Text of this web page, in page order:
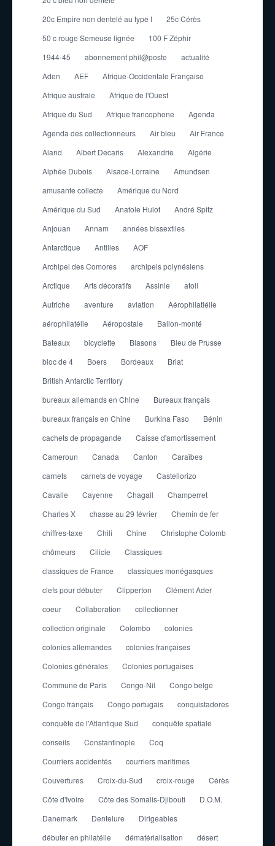
20c Empire non dentelé au type I
25c Cérès
50 c rouge Semeuse lignée
100 F Zéphir
1944-45
abonnement phil@poste
actualité
Aden
AEF
Afrique-Occidentale Française
Afrique australe
Afrique de l'Ouest
Afrique du Sud
Afrique francophone
Agenda
Agenda des collectionneurs
Air bleu
Air France
Aland
Albert Decaris Alexandrie
Algérie
Alphée Dubois
Alsace-Lorraine
Amundsen
amusante collecte
Amérique du Nord
Amérique du Sud
Anatole Hulot
André Spitz
Anjouan
Annam
années bissextiles
Antarctique
Antilles
AOF
Archipel des Comores
archipels polynésiens
Arctique
Arts décoratifs Assinie
atoll
Autriche
aventure aviation
Aérophilatlélie
aérophilatélie
Aéropostale
Ballon-monté
Bateaux
bicyclette Blasons
Bleu de Prusse
bloc de 4
Boers Bordeaux
Briat
British Antarctic Territory
bureaux allemands en Chine
Bureaux français
bureaux français en Chine
Burkina Faso
Bénin
cachets de propagande
Caisse d'amortissement
Cameroun
Canada Canton
Caraïbes
carnets
carnets de voyage
Castellorizo
Cavalle
Cayenne Chagall
Champerret
Charles X
chasse au 29 février
Chemin de fer
chiffres-taxe
Chili Chine
Christophe Colomb
chômeurs
Cilicie
Classiques
classiques de France
classiques monégasques
clefs pour débuter
Clipperton
Clément Ader
coeur
Collaboration
collectionner
collection originale
Colombo
colonies
colonies allemandes
colonies françaises
Colonies générales
Colonies portugaises
Commune de Paris
Congo-Nil
Congo belge
Congo français
Congo portugais
conquistadores
conquête de l'Atlantique Sud
conquête spatiale
conseils
Constantinople
Coq
Courriers accidentés
courriers maritimes
Couvertures
Croix-du-Sud croix-rouge
Cérès
Côte d'Ivoire
Côte des Somalis-Djibouti
D.O.M.
Danemark
Dentelure
Dirigeables
débuter en philatélie
dématérialisation
désert